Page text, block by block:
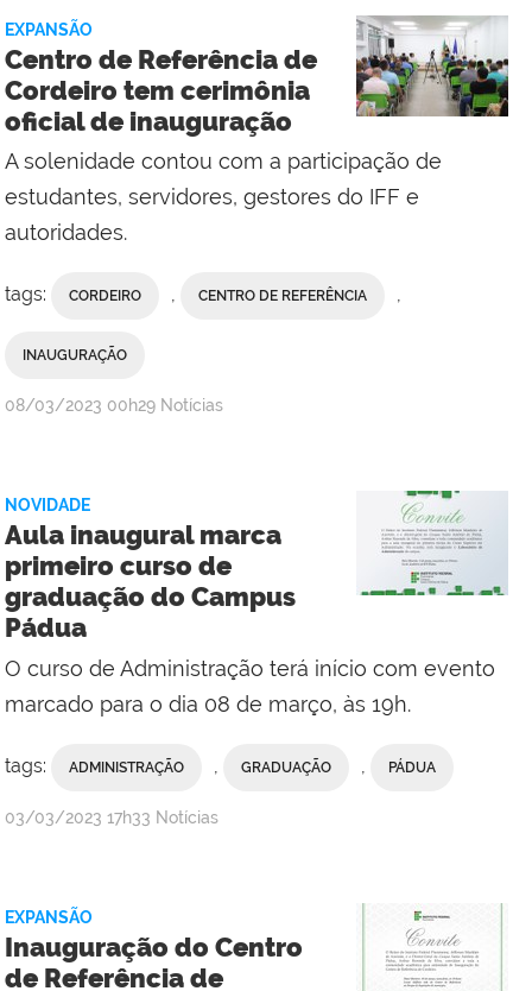
Campus
Maricá
com
Comunicação
Social
Santo
de
EXPANSÃO
Centro de Referência de
Cordeiro tem cerimônia
oficial de inauguração
A solenidade contou com a participação de
estudantes, servidores, gestores do IFF e
autoridades.
tags: CORDEIRO , CENTRO DE REFERÊNCIA ,
INAUGURAÇÃO
por
Pádua
com
Comunicação
Social
da
publicado
08/03/2023 00h29 Notícias
NOVIDADE
Aula inaugural marca
primeiro curso de
graduação do Campus
Pádua
O curso de Administração terá início com evento
marcado para o dia 08 de março, às 19h.
tags: ADMINISTRAÇÃO , GRADUAÇÃO , PÁDUA
por
de
Pádua
com
publicado
03/03/2023 17h33 Notícias
EXPANSÃO
Inauguração do Centro
de Referência de